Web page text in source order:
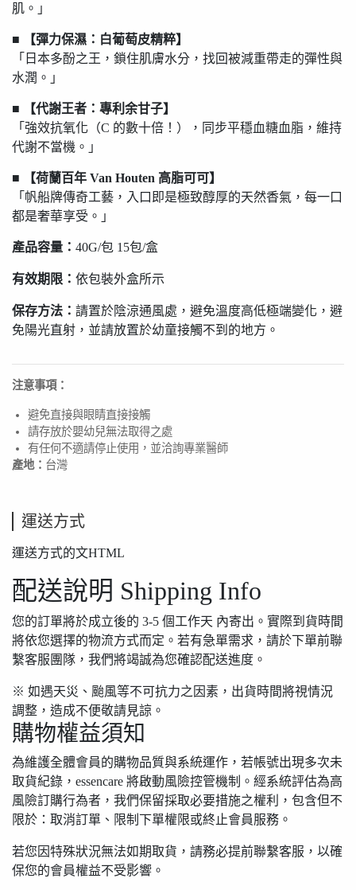
肌。」
■ 【彈力保濕：白葡萄皮精粹】
「日本多酚之王，鎖住肌膚水分，找回被減重帶走的彈性與
水潤。」
■ 【代謝王者：專利余甘子】
「強效抗氧化（C 的數十倍！），同步平穩血糖血脂，維持
代謝不當機。」
■ 【荷蘭百年 Van Houten 高脂可可】
「帆船牌傳奇工藝，入口即是極致醇厚的天然香氣，每一口
都是奢華享受。」
產品容量： 40G/包 15包/盒
有效期限： 依包裝外盒所示
保存方法： 請置於陰涼通風處，避免溫度高低極端變化，避
免陽光直射，並請放置於幼童接觸不到的地方。
注意事項：
避免直接與眼睛直接接觸
請存放於嬰幼兒無法取得之處
有任何不適請停止使用，並洽詢專業醫師
產地： 台灣
運送方式
運送方式的文HTML
配送說明 Shipping Info
您的訂單將於成立後的 3-5 個工作天 內寄出。實際到貨時間
將依您選擇的物流方式而定。若有急單需求，請於下單前聯
繫客服團隊，我們將竭誠為您確認配送進度。
※ 如遇天災、颱風等不可抗力之因素，出貨時間將視情況
調整，造成不便敬請見諒。
購物權益須知
為維護全體會員的購物品質與系統運作，若帳號出現多次未
取貨紀錄，essencare 將啟動風險控管機制。經系統評估為高
風險訂購行為者，我們保留採取必要措施之權利，包含但不
限於：取消訂單、限制下單權限或終止會員服務。
若您因特殊狀況無法如期取貨，請務必提前聯繫客服，以確
保您的會員權益不受影響。